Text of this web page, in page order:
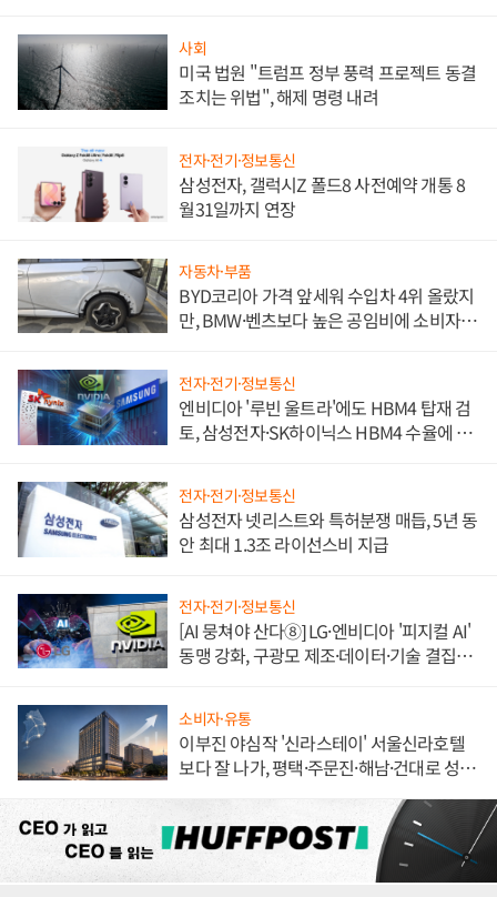
사회
미국 법원 "트럼프 정부 풍력 프로젝트 동결
조치는 위법", 해제 명령 내려
전자·전기·정보통신
삼성전자, 갤럭시Z 폴드8 사전예약 개통 8
월31일까지 연장
자동차·부품
BYD코리아 가격 앞세워 수입차 4위 올랐지
만, BMW·벤츠보다 높은 공임비에 소비자
전자·전기·정보통신
엔비디아 '루빈 울트라'에도 HBM4 탑재 검
토, 삼성전자·SK하이닉스 HBM4 수율에 주
전자·전기·정보통신
삼성전자 넷리스트와 특허분쟁 매듭, 5년 동
안 최대 1.3조 라이선스비 지급
전자·전기·정보통신
[AI 뭉쳐야 산다⑧] LG·엔비디아 '피지컬 AI'
동맹 강화, 구광모 제조·데이터·기술 결집
소비자·유통
이부진 야심작 '신라스테이' 서울신라호텔
보다 잘 나가, 평택·주문진·해남·건대로 성